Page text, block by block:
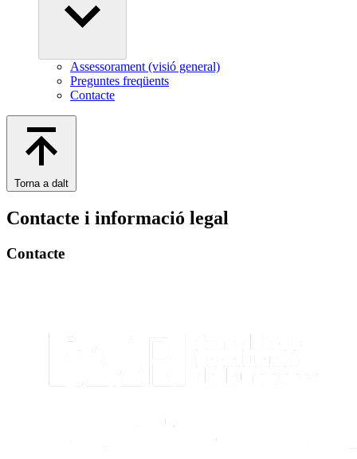
Assessorament (visió general)
Preguntes freqüents
Contacte
Torna a dalt
Contacte i informació legal
Contacte